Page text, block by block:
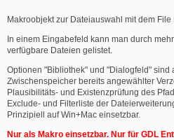
Makroobjekt zur Dateiauswahl mit dem
In einem Eingabefeld kann man durch
verfügbare Dateien gelistet.
Optionen "Bibliothek" und "Dialogfeld" sind
Zwischenspeicher bereits angewählter
Plausibilitäts- und Existenzprüfung des
Exclude- und Filterliste der
Prinzipiell auf Win+Mac einsetzbar.
Nur als Makro einsetzbar. Nur für GDL